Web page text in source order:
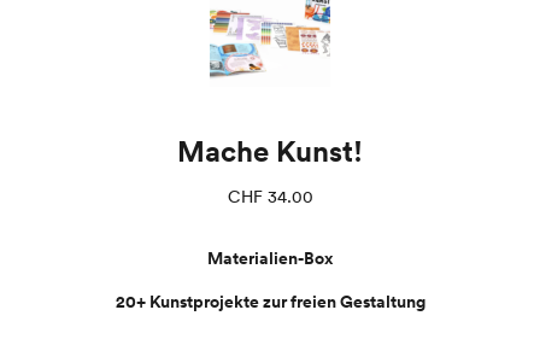
Mache Kunst!
CHF34.00
Materialien-Box
20+ Kunstprojekte zur freien Gestaltung